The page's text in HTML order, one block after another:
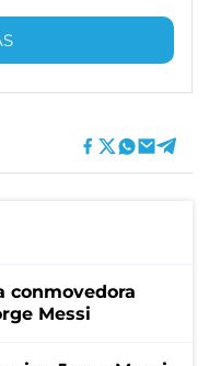
conmovedora
Messi